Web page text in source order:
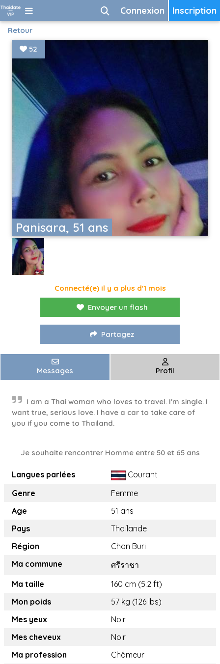
Inscription
Connexion
Retour
Panisara, 51 ans
52
Connecté(e) il y a plus d'1 mois
Envoyer un flash
Partagez
Messages Profil
I am a Thai woman who loves to travel. I'm single. I
want true, serious love. I have a car to take care of
you if you come to Thailand.
Je souhaite rencontrer Homme entre 50 et 65 ans
Langues parlées
Courant
Genre
Femme
Age
51 ans
Pays
Thaïlande
Région
Chon Buri
Ma commune
ศรีราชา
Ma taille
160 cm (5.2 ft)
Mon poids
57 kg (126 lbs)
Mes yeux
Noir
Mes cheveux
Noir
Ma profession
Chômeur